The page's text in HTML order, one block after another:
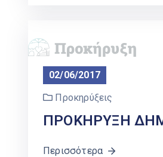
02/06/2017
Προκηρύξεις
ΠΡΟΚΗΡΥΞΗ
Περισσότερα